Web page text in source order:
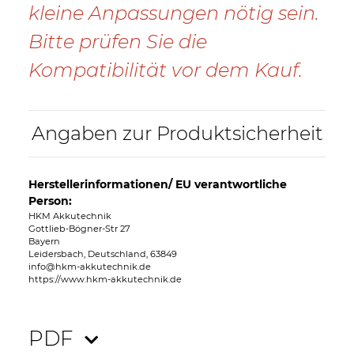
kleine Anpassungen nötig sein.
Bitte prüfen Sie die
Kompatibilität vor dem Kauf.
Angaben zur Produktsicherheit
Herstellerinformationen/ EU verantwortliche
Person:
HKM Akkutechnik
Gottlieb-Bögner-Str 27
Bayern
Leidersbach, Deutschland, 63849
info@hkm-akkutechnik.de
https://www.hkm-akkutechnik.de
PDF